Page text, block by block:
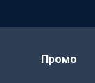
Промо